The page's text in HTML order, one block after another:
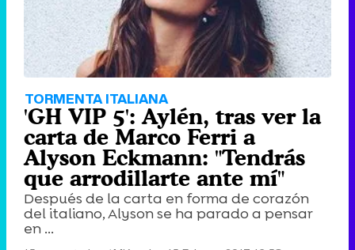
TORMENTA ITALIANA
'GH VIP 5': Aylén, tras ver la
carta de Marco Ferri a
Alyson Eckmann: "Tendrás
que arrodillarte ante mí"
Después de la carta en forma de corazón
del italiano, Alyson se ha parado a pensar
en ...